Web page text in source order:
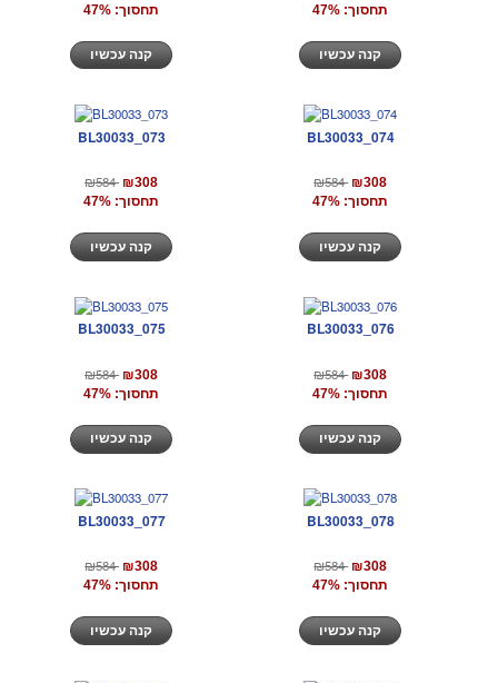
תחסוך: 47%
תחסוך: 47%
BL30033_073
₪584 ₪308
תחסוך: 47%
BL30033_074
₪584 ₪308
תחסוך: 47%
BL30033_075
₪584 ₪308
תחסוך: 47%
BL30033_076
₪584 ₪308
תחסוך: 47%
BL30033_077
₪584 ₪308
תחסוך: 47%
BL30033_078
₪584 ₪308
תחסוך: 47%